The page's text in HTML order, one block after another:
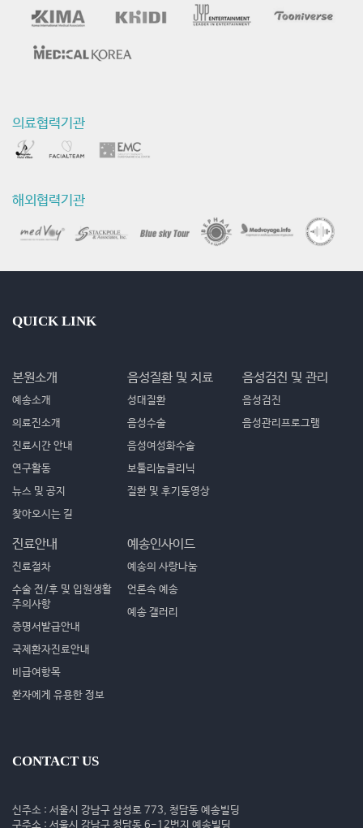
의료협력기관
해외협력기관
QUICK LINK
본원소개
예송소개
의료진소개
진료시간 안내
연구활동
뉴스 및 공지
찾아오시는 길
음성질환 및 치료
성대질환
음성수술
음성여성화수술
보툴리눔클리닉
질환 및 후기동영상
음성검진 및 관리
음성검진
음성관리프로그램
진료안내
진료절차
수술 전/후 및 입원생활
주의사항
증명서발급안내
국제환자진료안내
비급여항목
환자에게 유용한 정보
예송인사이드
예송의 사랑나눔
언론속 예송
예송 갤러리
CONTACT US
신주소 : 서울시 강남구 삼성로 773, 청담동 예송빌딩
구주소 : 서울시 강남구 청담동 6-12번지 예송빌딩